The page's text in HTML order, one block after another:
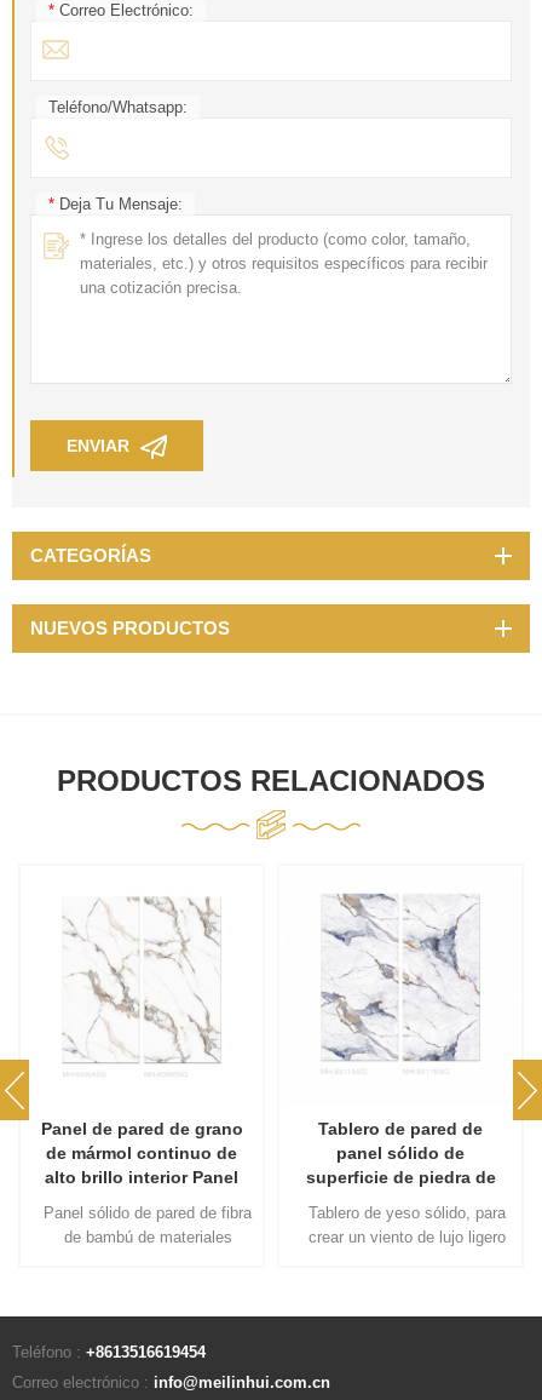
* Correo Electrónico:
Teléfono/Whatsapp:
* Deja Tu Mensaje:
ENVIAR
CATEGORÍAS
NUEVOS PRODUCTOS
PRODUCTOS RELACIONADOS
Panel de pared de grano
de mármol continuo de
alto brillo interior Panel
sólido de piedra
Panel sólido de pared de fibra
de bambú de materiales
Tablero de pared de
panel sólido de
superficie de piedra de
mármol de grano
continuo de fibra de
Tablero de yeso sólido, para
crear un viento de lujo ligero
completa, una casa de por
Teléfono : +8613516619454
Correo electrónico : info@meilinhui.com.cn